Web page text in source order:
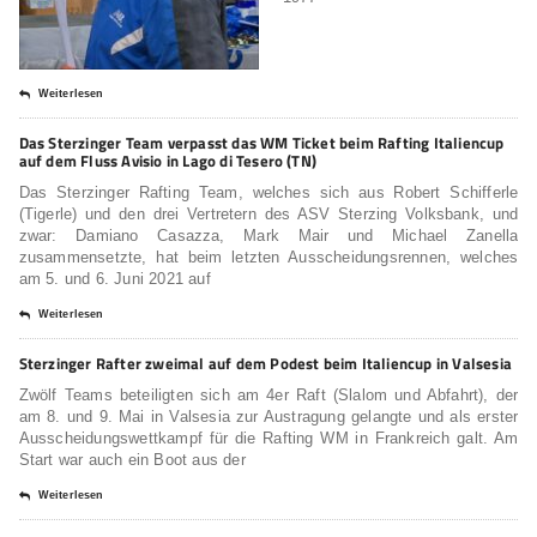
Weiterlesen
Das Sterzinger Team verpasst das WM Ticket beim Rafting Italiencup
auf dem Fluss Avisio in Lago di Tesero (TN)
Das Sterzinger Rafting Team, welches sich aus Robert Schifferle
(Tigerle) und den drei Vertretern des ASV Sterzing Volksbank, und
zwar: Damiano Casazza, Mark Mair und Michael Zanella
zusammensetzte, hat beim letzten Ausscheidungsrennen, welches
am 5. und 6. Juni 2021 auf
Weiterlesen
Sterzinger Rafter zweimal auf dem Podest beim Italiencup in Valsesia
Zwölf Teams beteiligten sich am 4er Raft (Slalom und Abfahrt), der
am 8. und 9. Mai in Valsesia zur Austragung gelangte und als erster
Ausscheidungswettkampf für die Rafting WM in Frankreich galt. Am
Start war auch ein Boot aus der
Weiterlesen